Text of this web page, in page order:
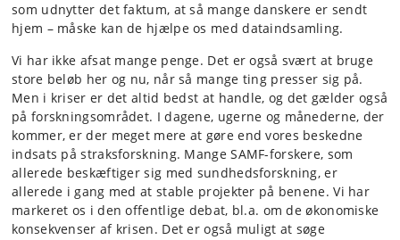
som udnytter det faktum, at så mange danskere er sendt
hjem – måske kan de hjælpe os med dataindsamling.
Vi har ikke afsat mange penge. Det er også svært at bruge
store beløb her og nu, når så mange ting presser sig på.
Men i kriser er det altid bedst at handle, og det gælder også
på forskningsområdet. I dagene, ugerne og månederne, der
kommer, er der meget mere at gøre end vores beskedne
indsats på straksforskning. Mange SAMF-forskere, som
allerede beskæftiger sig med sundhedsforskning, er
allerede i gang med at stable projekter på benene. Vi har
markeret os i den offentlige debat, bl.a. om de økonomiske
konsekvenser af krisen. Det er også muligt at søge